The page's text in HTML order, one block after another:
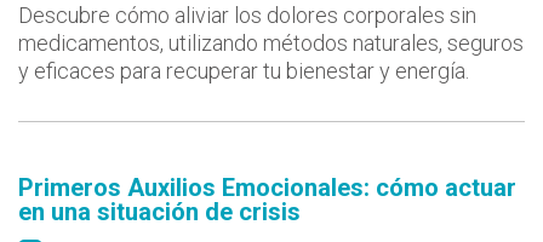
Descubre cómo aliviar los dolores corporales sin
medicamentos, utilizando métodos naturales, seguros
y eficaces para recuperar tu bienestar y energía.
Primeros Auxilios Emocionales: cómo actuar
en una situación de crisis